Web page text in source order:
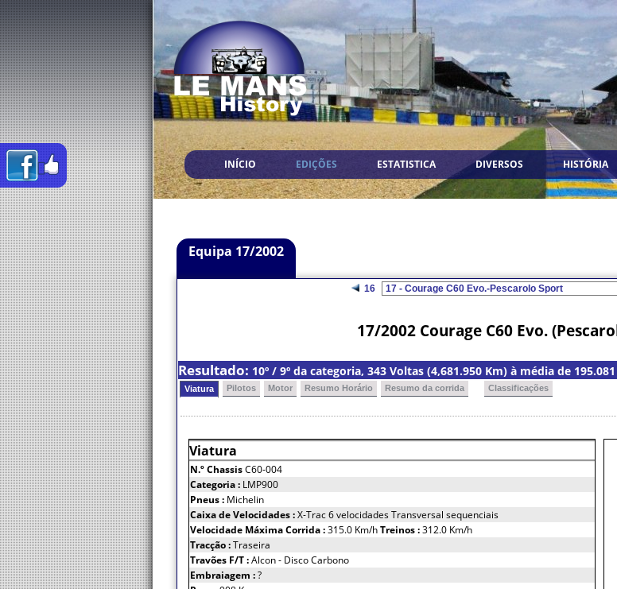
INÍCIO EDIÇÕES ESTATISTICA DIVERSOS HISTÓRIA
Equipa 17/2002
16
17/2002 Courage C60 Evo.
Resultado: 10º / 9º da categoria, 343 Voltas (4,681.950 Km) à média de
Viatura Pilotos Motor Resumo Horário Resumo da corrida Classificações
Viatura
N.º ChassisC60-004
Categoria : LMP900
Pneus : Michelin
Caixa de Velocidades :X-Trac 6 velocidades Transversal sequenciais
Velocidade Máxima Corrida :315.0 Km/hTreinos :312.0 Km/h
Tracção :Traseira
Travões F/T :Alcon - Disco Carbono
Embraiagem :?